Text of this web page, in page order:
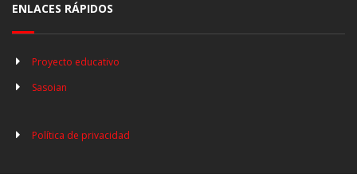
ENLACES RÁPIDOS
Proyecto educativo
Sasoian
Política de privacidad